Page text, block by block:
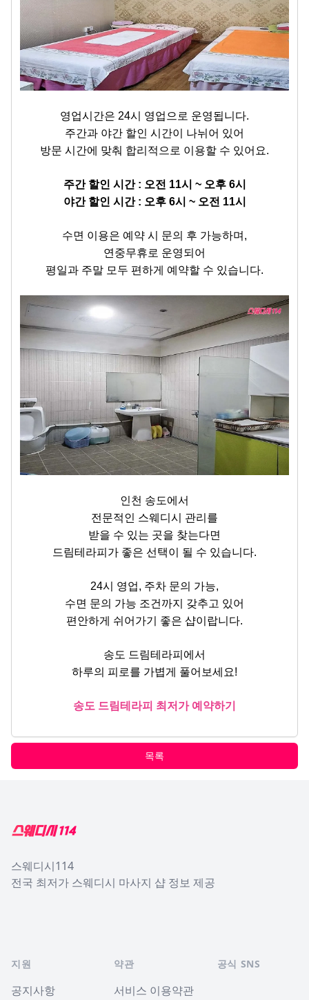
영업시간은 24시 영업으로 운영됩니다.
주간과 야간 할인 시간이 나뉘어 있어
방문 시간에 맞춰 합리적으로 이용할 수 있어요.
주간 할인 시간 : 오전 11시 ~ 오후 6시
야간 할인 시간 : 오후 6시 ~ 오전 11시
수면 이용은 예약 시 문의 후 가능하며,
연중무휴로 운영되어
평일과 주말 모두 편하게 예약할 수 있습니다.
인천 송도에서
전문적인 스웨디시 관리를
받을 수 있는 곳을 찾는다면
드림테라피가 좋은 선택이 될 수 있습니다.
24시 영업, 주차 문의 가능,
수면 문의 가능 조건까지 갖추고 있어
편안하게 쉬어가기 좋은 샵이랍니다.
송도 드림테라피에서
하루의 피로를 가볍게 풀어보세요!
송도 드림테라피 최저가 예약하기
목록
스웨디시114
전국 최저가 스웨디시 마사지 샵 정보 제공
지원
공지사항
약관
서비스 이용약관
공식 SNS